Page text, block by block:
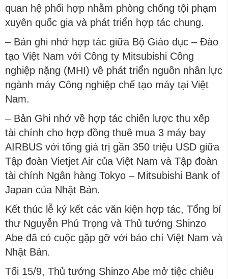
quan hệ phối hợp nhằm phòng chống tội phạm
xuyên quốc gia và phát triển hợp tác chung.
– Bản ghi nhớ hợp tác giữa Bộ Giáo dục – Đào
tạo Việt Nam với Công ty Mitsubishi Công
nghiệp nặng (MHI) về phát triển nguồn nhân lực
ngành máy Công nghiệp chế tạo máy tại Việt
Nam.
– Bản Ghi nhớ về hợp tác chiến lược thu xếp
tài chính cho hợp đồng thuê mua 3 máy bay
AIRBUS với tổng giá trị gần 350 triệu USD giữa
Tập đoàn Vietjet Air của Việt Nam và Tập đoàn
tài chính Ngân hàng Tokyo – Mitsubishi Bank of
Japan của Nhật Bản.
Kết thúc lễ ký kết các văn kiện hợp tác, Tổng bí
thư Nguyễn Phú Trọng và Thủ tướng Shinzo
Abe đã có cuộc gặp gỡ với báo chí Việt Nam và
Nhật Bản.
Tối 15/9, Thủ tướng Shinzo Abe mở tiệc chiêu